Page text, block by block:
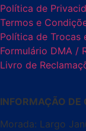
Política de
Termos e
Política de Trocas
Formulário DMA /
Livro de
INFORMAÇÃO DE
Morada: Largo